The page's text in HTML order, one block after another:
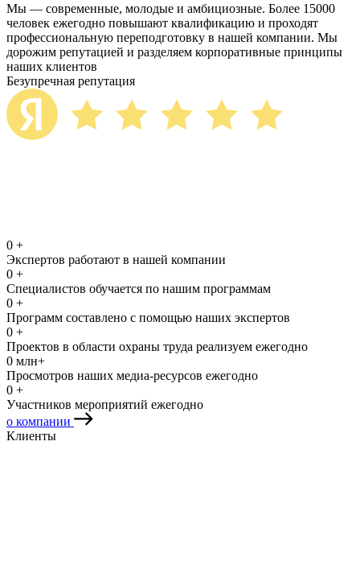
Мы — современные, молодые и амбициозные. Более 15000
человек ежегодно повышают квалификацию и проходят
профессиональную переподготовку в нашей компании. Мы
дорожим репутацией и разделяем корпоративные принципы
наших клиентов
Безупречная репутация
0 +
Экспертов работают в нашей компании
0 +
Специалистов обучается по нашим программам
0 +
Программ составлено с помощью наших экспертов
0 +
Проектов в области охраны труда реализуем ежегодно
0 млн+
Просмотров наших медиа-ресурсов ежегодно
0 +
Участников мероприятий ежегодно
о компании
Клиенты